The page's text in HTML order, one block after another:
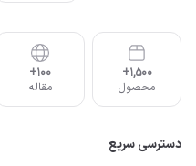
1,500+
محصول
100+
مقاله
دسترسی سریع